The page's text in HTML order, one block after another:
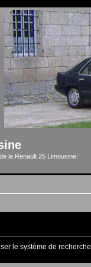
la Renault 25 Limousine.
le système de recherche.